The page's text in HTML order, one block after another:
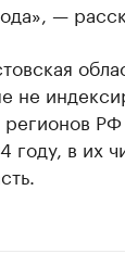
—
не
регионов
году, в их